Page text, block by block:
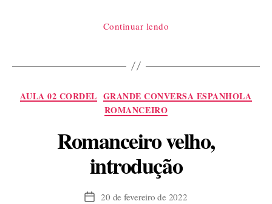
Continuar lendo
e
Conde
dois
cordéis
ibéricos”
Categorias
AULA 02 CORDEL GRANDE CONVERSA ESPANHOLA
ROMANCEIRO
Romanceiro velho,
introdução
Data20 de fevereiro de 2022